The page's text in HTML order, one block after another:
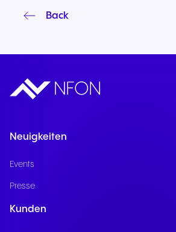
Back
Neuigkeiten
Events
Presse
Kunden